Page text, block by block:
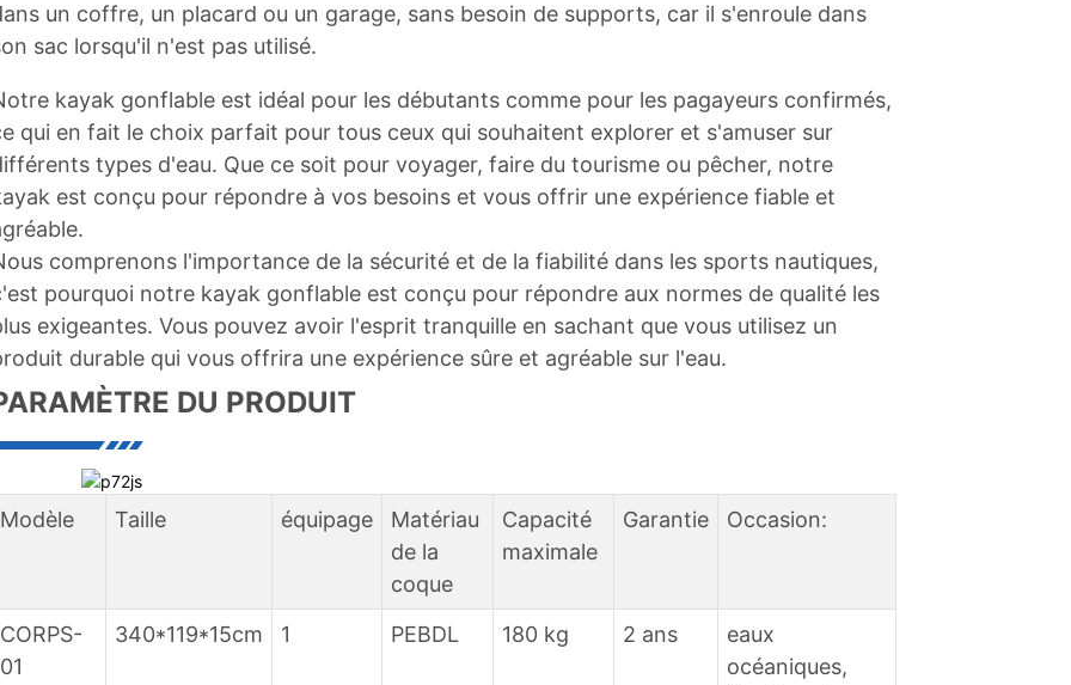
un coffre, un placard ou un garage, sans besoin de supports, car il s'enroule dans
sac lorsqu'il n'est pas utilisé.
kayak gonflable est idéal pour les débutants comme pour les pagayeurs confirmés,
qui en fait le choix parfait pour tous ceux qui souhaitent explorer et s'amuser sur
types d'eau. Que ce soit pour voyager, faire du tourisme ou pêcher, notre
est conçu pour répondre à vos besoins et vous offrir une expérience fiable et
comprenons l'importance de la sécurité et de la fiabilité dans les sports nautiques,
pourquoi notre kayak gonflable est conçu pour répondre aux normes de qualité les
exigeantes. Vous pouvez avoir l'esprit tranquille en sachant que vous utilisez un
durable qui vous offrira une expérience sûre et agréable sur l'eau.
DU PRODUIT
Modèle Taille équipage
Matériau
de la
coque
Capacité
maximale
Garantie Occasion:
CORPS-
01
340*119*15cm 1 PEBDL 180 kg 2 ans
eaux
océaniques,